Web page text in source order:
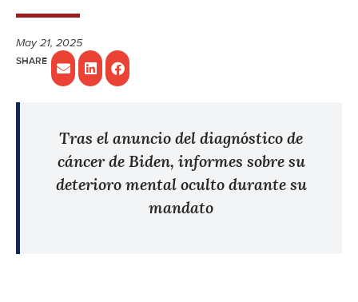
May 21, 2025
Tras el anuncio del diagnóstico de
cáncer de Biden, informes sobre su
deterioro mental oculto durante su
mandato